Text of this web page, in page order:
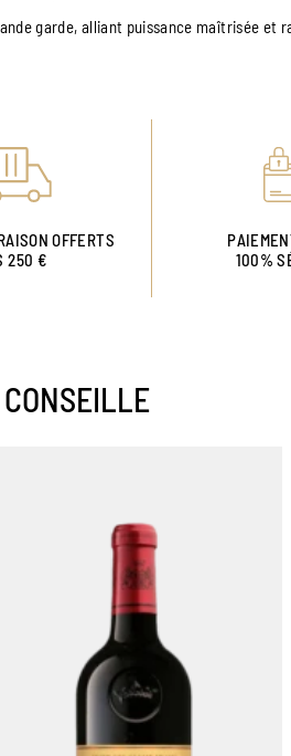
garde, alliant puissance maîtrisée et
OFFERTS
250 €
100%